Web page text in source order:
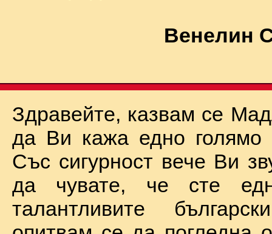
Венелин
Здравейте, казвам се
да Ви кажа едно голямо
Със сигурност вече Ви
да чувате, че сте
талантливите